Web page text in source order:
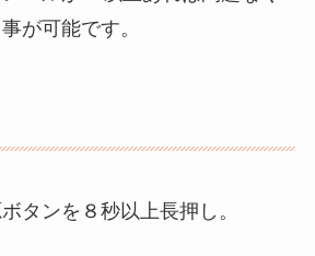
が可能です。
タンを８秒以上長押し。